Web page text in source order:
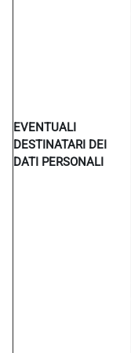
EVENTUALI
DESTINATARI DEI
DATI PERSONALI